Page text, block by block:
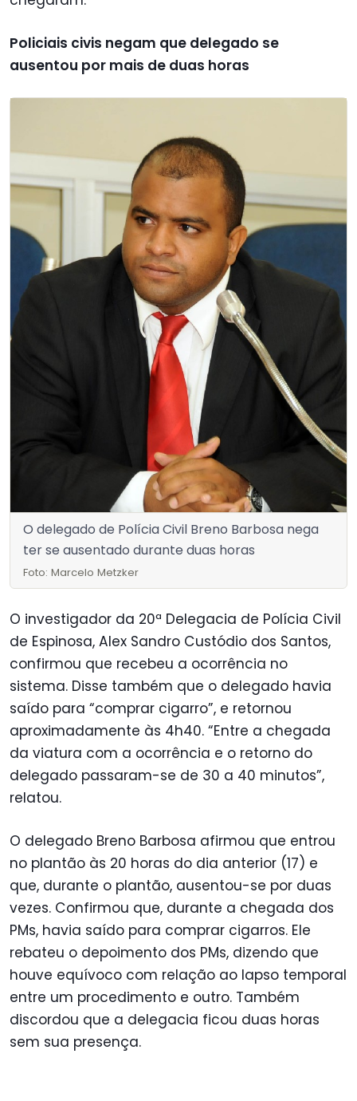
Policiais civis negam que delegado se
ausentou por mais de duas horas
O delegado de Polícia Civil Breno Barbosa nega
ter se ausentado durante duas horas
Foto: Marcelo Metzker
O investigador da 20ª Delegacia de Polícia Civil
de Espinosa, Alex Sandro Custódio dos Santos,
confirmou que recebeu a ocorrência no
sistema. Disse também que o delegado havia
saído para “comprar cigarro”, e retornou
aproximadamente às 4h40. “Entre a chegada
da viatura com a ocorrência e o retorno do
delegado passaram-se de 30 a 40 minutos”,
relatou.
O delegado Breno Barbosa afirmou que entrou
no plantão às 20 horas do dia anterior (17) e
que, durante o plantão, ausentou-se por duas
vezes. Confirmou que, durante a chegada dos
PMs, havia saído para comprar cigarros. Ele
rebateu o depoimento dos PMs, dizendo que
houve equívoco com relação ao lapso temporal
entre um procedimento e outro. Também
discordou que a delegacia ficou duas horas
sem sua presença.